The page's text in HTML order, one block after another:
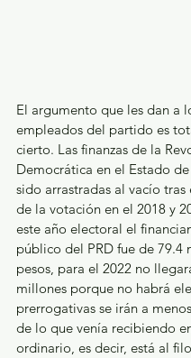
El argumento que les dan a
empleados del partido es
cierto. Las finanzas de la
Democrática en el Estado
sido arrastradas al vacío tras
de la votación en el 2018 y
este año electoral el
público del PRD fue de 79.4
pesos, para el 2022 no
millones porque no habrá
prerrogativas se irán a
de lo que venía recibiendo
ordinario, es decir, está al